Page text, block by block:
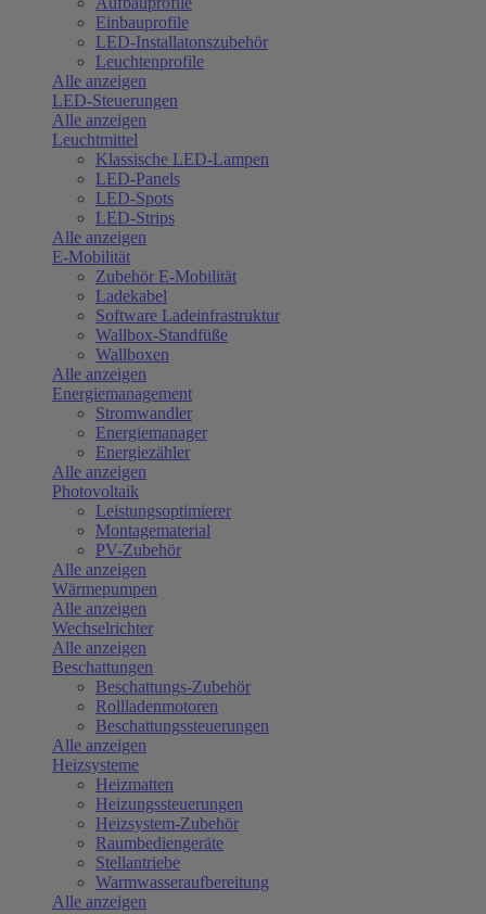
Einbauprofile
LED-Installatonszubehör
Leuchtenprofile
Alle anzeigen
LED-Steuerungen
Alle anzeigen
Leuchtmittel
Klassische LED-Lampen
LED-Panels
LED-Spots
LED-Strips
Alle anzeigen
E-Mobilität
Zubehör E-Mobilität
Ladekabel
Software Ladeinfrastruktur
Wallbox-Standfüße
Wallboxen
Alle anzeigen
Energiemanagement
Stromwandler
Energiemanager
Energiezähler
Alle anzeigen
Photovoltaik
Leistungsoptimierer
Montagematerial
PV-Zubehör
Alle anzeigen
Wärmepumpen
Alle anzeigen
Wechselrichter
Alle anzeigen
Beschattungen
Beschattungs-Zubehör
Rollladenmotoren
Beschattungssteuerungen
Alle anzeigen
Heizsysteme
Heizmatten
Heizungssteuerungen
Heizsystem-Zubehör
Raumbediengeräte
Stellantriebe
Warmwasseraufbereitung
Alle anzeigen